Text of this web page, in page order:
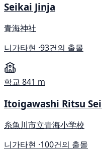
Seikai Jinja
青海神社
니가타현 ·93건의 출몰
학교 841 m
Itoigawashi Ritsu
糸魚川市立青海小学校
니가타현 ·100건의 출몰